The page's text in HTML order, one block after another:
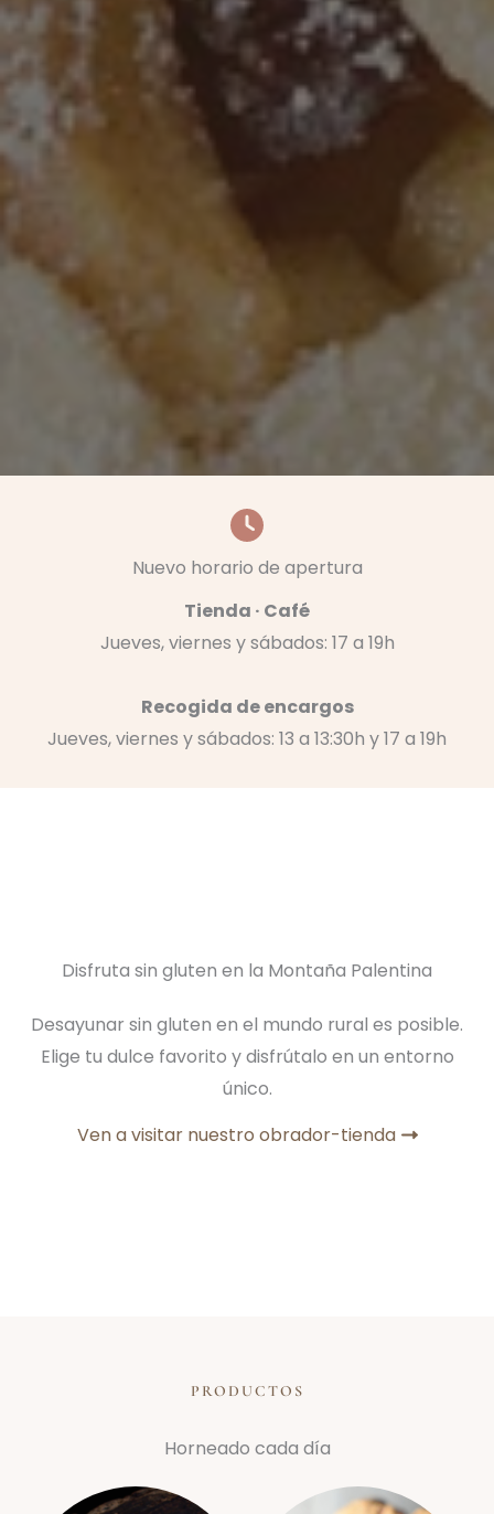
Nuevo horario de apertura
Tienda · Café
Jueves, viernes y sábados: 17 a 19h
Recogida de encargos
Jueves, viernes y sábados: 13 a 13:30h y 17 a 19h
Disfruta sin gluten en la Montaña Palentina
Desayunar sin gluten en el mundo rural es posible.
Elige tu dulce favorito y disfrútalo en un entorno
único.
Ven a visitar nuestro obrador-tienda
PRODUCTOS
Horneado cada día